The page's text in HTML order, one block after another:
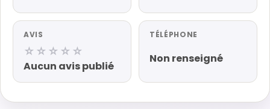
AVIS
☆☆☆☆☆
Aucun avis publié
TÉLÉPHONE
Non renseigné